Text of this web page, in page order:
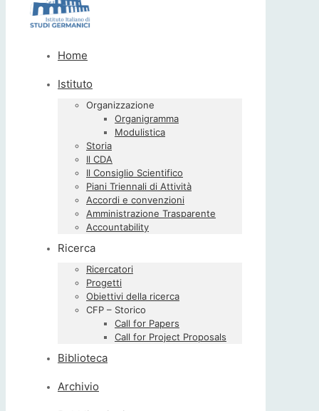
Home
Istituto
Organizzazione
Organigramma
Modulistica
Storia
Il CDA
Il Consiglio Scientifico
Piani Triennali di Attività
Accordi e convenzioni
Amministrazione Trasparente
Accountability
Ricerca
Ricercatori
Progetti
Obiettivi della ricerca
CFP – Storico
Call for Papers
Call for Project Proposals
Biblioteca
Archivio